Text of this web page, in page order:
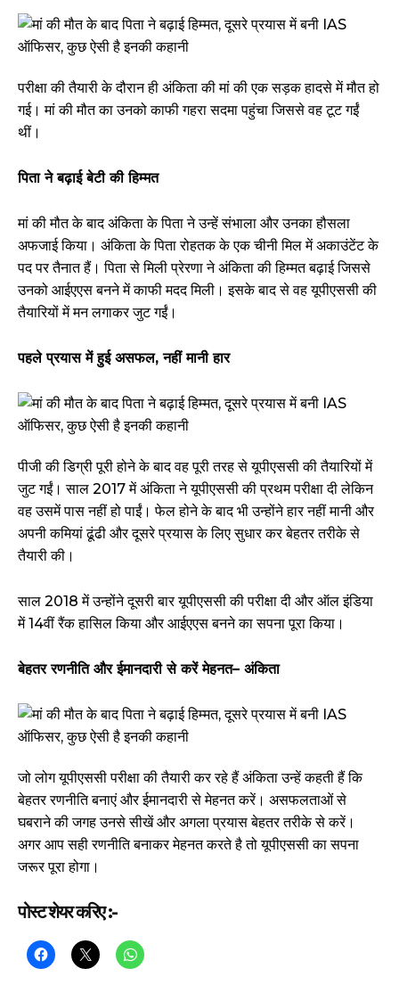
परीक्षा की तैयारी के दौरान ही अंकिता की मां की एक सड़क हादसे में मौत हो
गई। मां की मौत का उनको काफी गहरा सदमा पहुंचा जिससे वह टूट गईं
थीं।
पिता ने बढ़ाई बेटी की हिम्मत
मां की मौत के बाद अंकिता के पिता ने उन्हें संभाला और उनका हौसला
अफजाई किया। अंकिता के पिता रोहतक के एक चीनी मिल में अकाउंटेंट के
पद पर तैनात हैं। पिता से मिली प्रेरणा ने अंकिता की हिम्मत बढ़ाई जिससे
उनको आईएएस बनने में काफी मदद मिली। इसके बाद से वह यूपीएससी की
तैयारियों में मन लगाकर जुट गईं।
पहले प्रयास में हुई असफल, नहीं मानी हार
पीजी की डिग्री पूरी होने के बाद वह पूरी तरह से यूपीएससी की तैयारियों में
जुट गईं। साल 2017 में अंकिता ने यूपीएससी की प्रथम परीक्षा दी लेकिन
वह उसमें पास नहीं हो पाईं। फेल होने के बाद भी उन्होंने हार नहीं मानी और
अपनी कमियां ढूंढी और दूसरे प्रयास के लिए सुधार कर बेहतर तरीके से
तैयारी की।
साल 2018 में उन्होंने दूसरी बार यूपीएससी की परीक्षा दी और ऑल इंडिया
में 14वीं रैंक हासिल किया और आईएएस बनने का सपना पूरा किया।
बेहतर रणनीति और ईमानदारी से करें मेहनत– अंकिता
जो लोग यूपीएससी परीक्षा की तैयारी कर रहे हैं अंकिता उन्हें कहती हैं कि
बेहतर रणनीति बनाएं और ईमानदारी से मेहनत करें। असफलताओं से
घबराने की जगह उनसे सीखें और अगला प्रयास बेहतर तरीके से करें।
अगर आप सही रणनीति बनाकर मेहनत करते है तो यूपीएससी का सपना
जरूर पूरा होगा।
पोस्ट शेयर करिए :-